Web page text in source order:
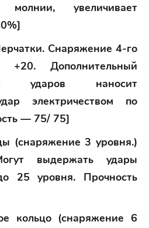
увеличивает
Снаряжение 4-го
+20. Дополнительный
ударов наносит
электричеством по
— 75/ 75]
(снаряжение 3 уровня.)
выдержать удары
25 уровня. Прочность
кольцо (снаряжение 6